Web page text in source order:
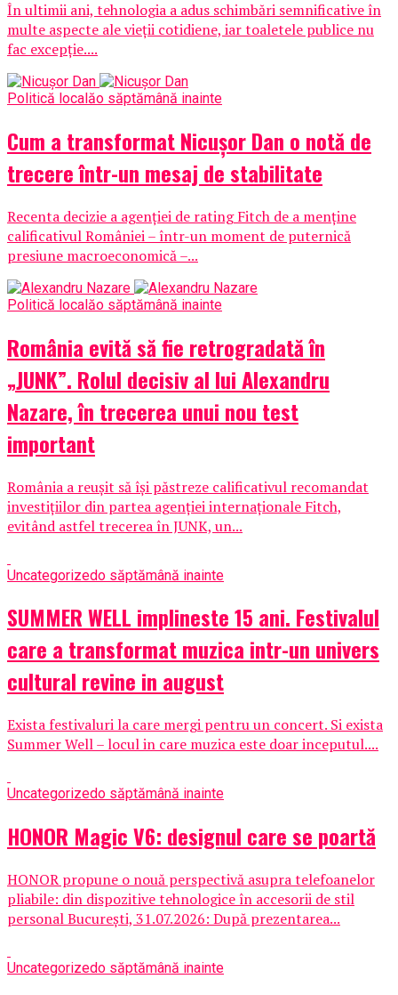
În ultimii ani, tehnologia a adus schimbări semnificative în
multe aspecte ale vieții cotidiene, iar toaletele publice nu
fac excepție....
Politică localăo săptămână inainte
Cum a transformat Nicușor Dan o notă de
trecere într-un mesaj de stabilitate
Recenta decizie a agenției de rating Fitch de a menține
calificativul României – într-un moment de puternică
presiune macroeconomică –...
Politică localăo săptămână inainte
România evită să fie retrogradată în
„JUNK”. Rolul decisiv al lui Alexandru
Nazare, în trecerea unui nou test
important
România a reușit să își păstreze calificativul recomandat
investițiilor din partea agenției internaționale Fitch,
evitând astfel trecerea în JUNK, un...
Uncategorizedo săptămână inainte
SUMMER WELL implineste 15 ani. Festivalul
care a transformat muzica intr-un univers
cultural revine in august
Exista festivaluri la care mergi pentru un concert. Si exista
Summer Well – locul in care muzica este doar inceputul....
Uncategorizedo săptămână inainte
HONOR Magic V6: designul care se poartă
HONOR propune o nouă perspectivă asupra telefoanelor
pliabile: din dispozitive tehnologice în accesorii de stil
personal București, 31.07.2026: După prezentarea...
Uncategorizedo săptămână inainte